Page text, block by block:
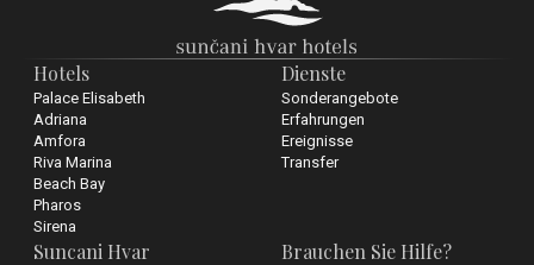
Hotels
Palace Elisabeth
Adriana
Amfora
Riva Marina
Beach Bay
Pharos
Sirena
Dienste
Sonderangebote
Erfahrungen
Ereignisse
Transfer
Suncani Hvar Brauchen Sie Hilfe?